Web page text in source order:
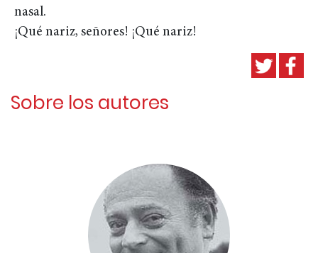
nasal.
¡Qué nariz, señores! ¡Qué nariz!
Sobre los autores